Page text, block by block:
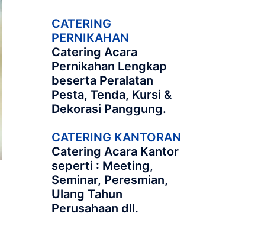
CATERING
PERNIKAHAN
Catering Acara
Pernikahan Lengkap
beserta Peralatan
Pesta, Tenda, Kursi &
Dekorasi Panggung.
CATERING KANTORAN
Catering Acara Kantor
seperti : Meeting,
Seminar, Peresmian,
Ulang Tahun
Perusahaan dll.